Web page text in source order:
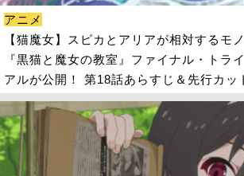
アニメ
【猫魔女】スピカとアリアが相対する
『黒猫と魔女の教室』ファイナル・トラ
アルが公開！ 第18話あらすじ＆先行カッ